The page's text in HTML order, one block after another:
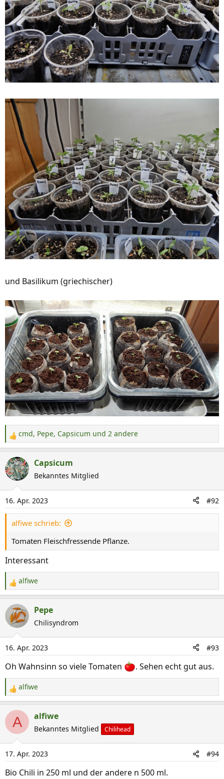
und Basilikum (griechischer)
R
e
a
k
t
i
o
n
e
n
:
cmd, Pepe, Capsicum und 2 andere
Capsicum
Bekanntes Mitglied
16. Apr. 2023 #92
alfiwe schrieb:
Tomaten Fleischfressende Pflanze.
Interessant
R
e
a
k
t
i
o
n
:
alfiwe
Pepe
Chilisyndrom
16. Apr. 2023 #93
Oh Wahnsinn so viele Tomaten . Sehen echt gut aus.
R
e
a
i
o
n
alfiwe
A alfiwe
Bekanntes Mitglied Chilihead
17. Apr. 2023 #94
Bio Chili in 250 ml und der andere n 500 ml.